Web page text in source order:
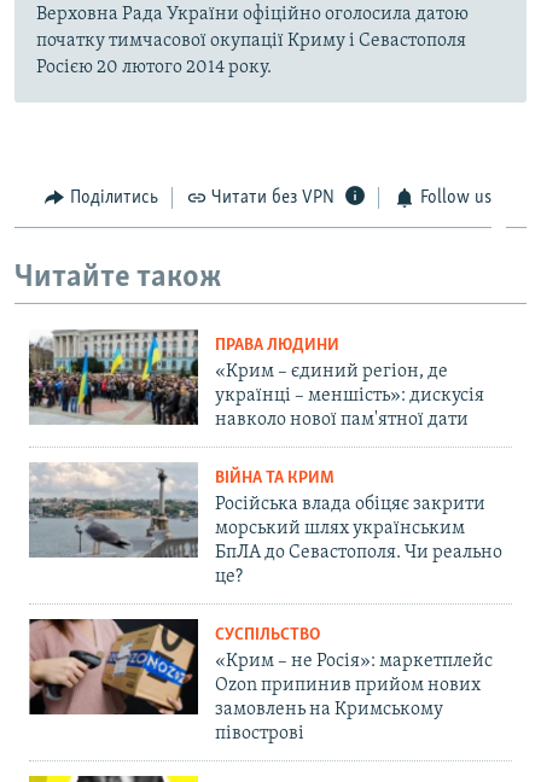
Верховна Рада України офіційно оголосила датою
початку тимчасової окупації Криму і Севастополя
Росією 20 лютого 2014 року.
Поділитись Читати без VPN Follow us
Читайте також
ПРАВА ЛЮДИНИ
«Крим – єдиний регіон, де
українці – меншість»: дискусія
навколо нової пам'ятної дати
ВІЙНА ТА КРИМ
Російська влада обіцяє закрити
морський шлях українським
БпЛА до Севастополя. Чи реально
це?
СУСПІЛЬСТВО
«Крим – не Росія»: маркетплейс
Ozon припинив прийом нових
замовлень на Кримському
півострові